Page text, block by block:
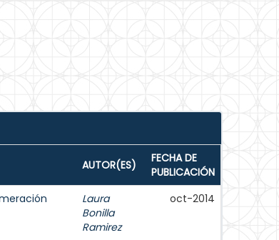
AUTOR(ES)
FECHA DE
PUBLICACIÓN
Laura
Bonilla
Ramirez
oct-2014